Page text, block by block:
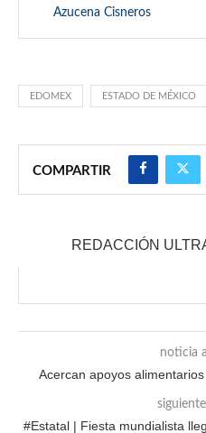
Azucena Cisneros
EDOMEX ESTADO DE MÉXICO
COMPARTIR
REDACCIÓN
noticia
Acercan apoyos
#Estatal | Fiesta mundialista